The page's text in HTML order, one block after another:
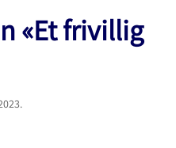
«Et frivillig
.